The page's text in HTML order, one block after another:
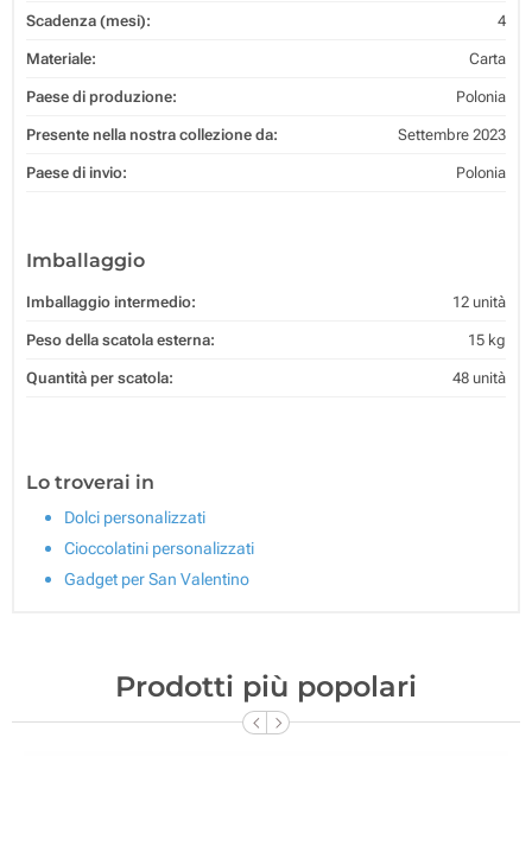
Scadenza (mesi): 4
Materiale: Carta
Paese di produzione: Polonia
Presente nella nostra collezione da: Settembre 2023
Paese di invio: Polonia
Imballaggio
Imballaggio intermedio: 12 unità
Peso della scatola esterna: 15 kg
Quantità per scatola: 48 unità
Lo troverai in
Dolci personalizzati
Cioccolatini personalizzati
Gadget per San Valentino
Prodotti più popolari